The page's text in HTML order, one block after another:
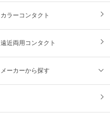
カラーコンタクト
遠近両用コンタクト
メーカーから探す